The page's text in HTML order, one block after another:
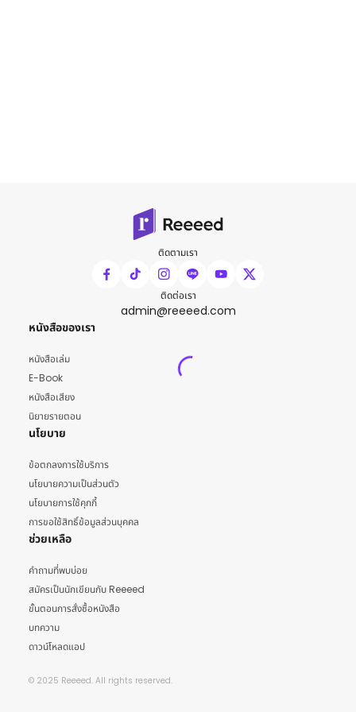
ติดตามเรา
ติดต่อเรา
admin@reeeed.com
หนังสือของเรา
หนังสือเล่ม
E-Book
หนังสือเสียง
นิยายรายตอน
นโยบาย
ข้อตกลงการใช้บริการ
นโยบายความเป็นส่วนตัว
นโยบายการใช้คุกกี้
การขอใช้สิทธิ์ข้อมูลส่วนบุคคล
ช่วยเหลือ
คำถามที่พบบ่อย
สมัครเป็นนักเขียนกับ Reeeed
ขั้นตอนการสั่งซื้อหนังสือ
บทความ
ดาวน์โหลดแอป
© 2025 Reeeed. All rights reserved.